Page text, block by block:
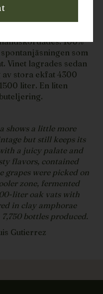
100%
som
Vinet lagrades sedan
av stora ekfat 4300
liter. En liten
shows a little more
but still keeps its
a juicy palate and
flavors, contained
grapes were picked on
zone, fermented
liter oak vats with
in clay amphorae
bottles produced.
Gutierrez